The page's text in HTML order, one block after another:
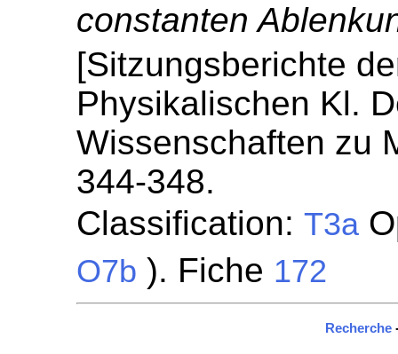
constanten
[Sitzungsberichte
Physikalischen Kl.
Wissenschaften zu
344-348.
Classification:T3a
O7b ). Fiche 172
Recherche